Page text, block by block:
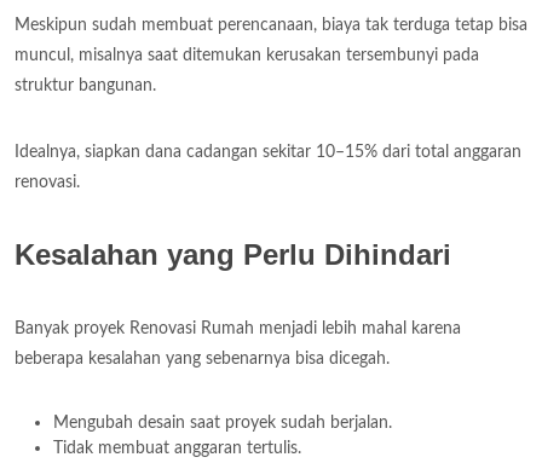
Meskipun sudah membuat perencanaan, biaya tak terduga tetap bisa
muncul, misalnya saat ditemukan kerusakan tersembunyi pada
struktur bangunan.
Idealnya, siapkan dana cadangan sekitar 10–15% dari total anggaran
renovasi.
Kesalahan yang Perlu Dihindari
Banyak proyek Renovasi Rumah menjadi lebih mahal karena
beberapa kesalahan yang sebenarnya bisa dicegah.
Mengubah desain saat proyek sudah berjalan.
Tidak membuat anggaran tertulis.